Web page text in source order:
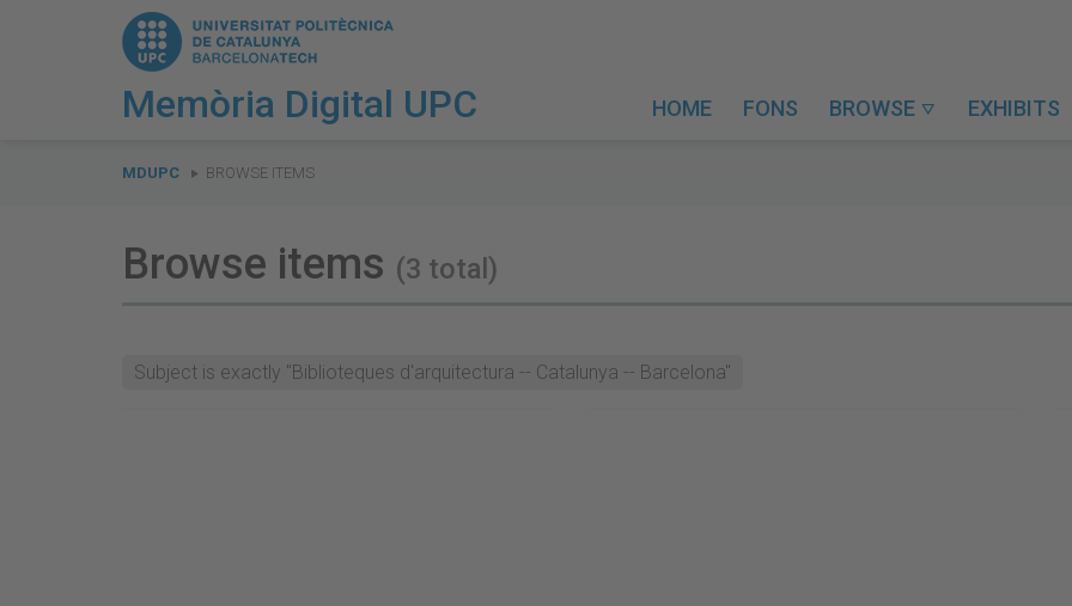
Memòria Digital UPC HOME FONS BROWSE  EXHIBITS
are
MDUPC BROWSE ITEMS
Browse items (3 total)
Subject is exactly "Biblioteques d'arquitectura -- Catalunya -- Barcelona"